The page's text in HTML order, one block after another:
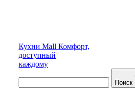
Кухни Mall Комфорт,
доступный
каждому
Поиск